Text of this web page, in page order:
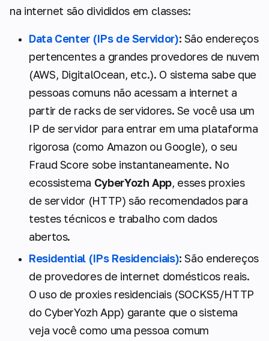
na internet são divididos em classes:
Data Center (IPs de Servidor): São endereços
pertencentes a grandes provedores de nuvem
(AWS, DigitalOcean, etc.). O sistema sabe que
pessoas comuns não acessam a internet a
partir de racks de servidores. Se você usa um
IP de servidor para entrar em uma plataforma
rigorosa (como Amazon ou Google), o seu
Fraud Score sobe instantaneamente. No
ecossistema CyberYozh App, esses proxies
de servidor (HTTP) são recomendados para
testes técnicos e trabalho com dados
abertos.
Residential (IPs Residenciais): São endereços
de provedores de internet domésticos reais.
O uso de proxies residenciais (SOCKS5/HTTP
do CyberYozh App) garante que o sistema
veja você como uma pessoa comum